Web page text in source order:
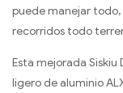
puede manejar
recorridos todo
Esta mejorada
ligero de aluminio